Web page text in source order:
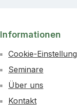
Informationen
Cookie-
Seminare
Über uns
Kontakt